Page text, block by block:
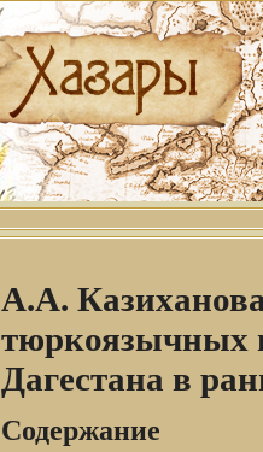
А.А.
тюркоязычных
Дагестана в
Содержание